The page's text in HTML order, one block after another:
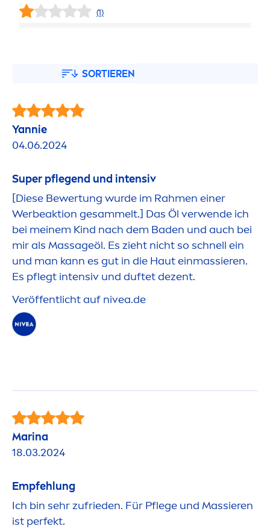
(1)
SORTIEREN
Yannie
04.06.2024
Super pflegend und intensiv
[Diese Bewertung wurde im Rahmen einer
Werbeaktion gesammelt.] Das Öl verwende ich
bei meinem Kind nach dem Baden und auch bei
mir als Massageöl. Es zieht nicht so schnell ein
und man kann es gut in die Haut einmassieren.
Es pflegt intensiv und duftet dezent.
Veröffentlicht auf nivea.de
Marina
18.03.2024
Empfehlung
Ich bin sehr zufrieden. Für Pflege und Massieren
ist perfekt.